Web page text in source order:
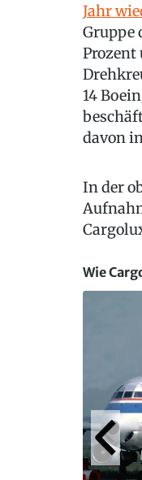
Jahr
Gruppe
Prozent
14
davon
In der
Wie